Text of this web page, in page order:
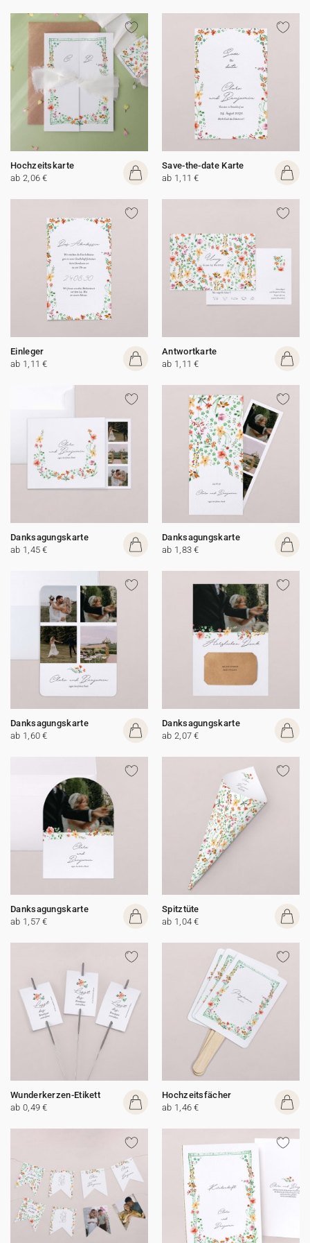
Hochzeitskarte
ab 2,06 €
Save-the-date Karte
ab 1,11 €
Einleger
ab 1,11 €
Antwortkarte
ab 1,11 €
Danksagungskarte
ab 1,45 €
Danksagungskarte
ab 1,83 €
Danksagungskarte
ab 1,60 €
Danksagungskarte
ab 2,07 €
Danksagungskarte
ab 1,57 €
Spitztüte
ab 1,04 €
Wunderkerzen-Etikett
ab 0,49 €
Hochzeitsfächer
ab 1,46 €